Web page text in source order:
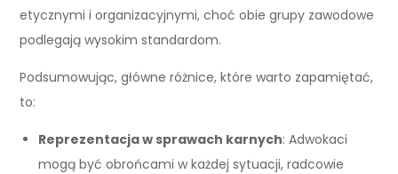
etycznymi i organizacyjnymi, choć obie grupy zawodowe
podlegają wysokim standardom.
Podsumowując, główne różnice, które warto zapamiętać,
to:
Reprezentacja w sprawach karnych: Adwokaci
mogą być obrońcami w każdej sytuacji, radcowie